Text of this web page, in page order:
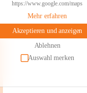
https://www.google.com/maps
Mehr erfahren
Akzeptieren und anzeigen
Ablehnen
Auswahl merken